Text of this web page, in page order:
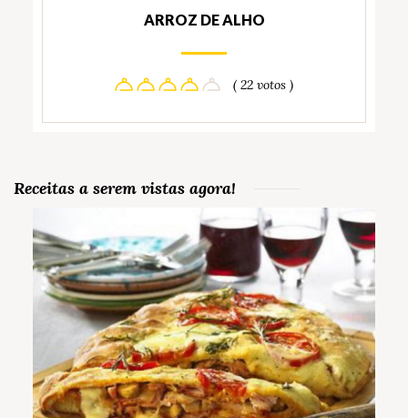
ARROZ DE ALHO
( 22 votos )
Receitas a serem vistas agora!